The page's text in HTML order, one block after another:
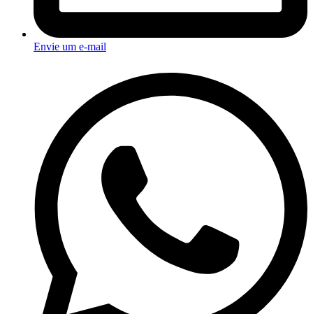
Envie um e-mail